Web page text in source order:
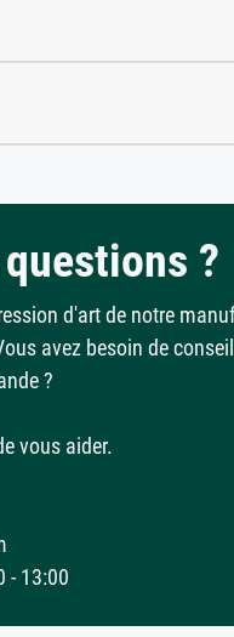
?
d'art de notre
avez besoin de
?
vous aider.
- 13:00